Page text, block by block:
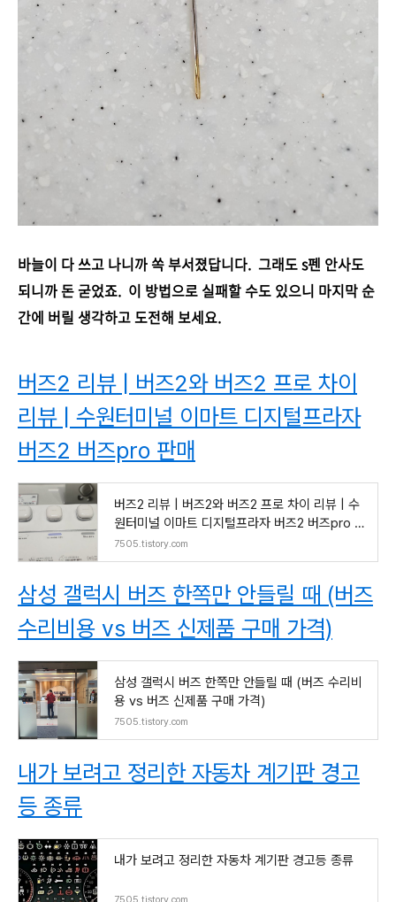
바늘이 다 쓰고 나니까 쏙 부서졌답니다. 그래도 s펜 안사도
되니까 돈 굳었죠. 이 방법으로 실패할 수도 있으니 마지막 순
간에 버릴 생각하고 도전해 보세요.
버즈2 리뷰 | 버즈2와 버즈2 프로 차이
리뷰 | 수원터미널 이마트 디지털프라자
버즈2 버즈pro 판매
버즈2 리뷰 | 버즈2와 버즈2 프로 차이 리뷰 | 수
원터미널 이마트 디지털프라자 버즈2 버즈pro 판
매
7505.tistory.com
삼성 갤럭시 버즈 한쪽만 안들릴 때 (버즈
수리비용 vs 버즈 신제품 구매 가격)
삼성 갤럭시 버즈 한쪽만 안들릴 때 (버즈 수리비
용 vs 버즈 신제품 구매 가격)
7505.tistory.com
내가 보려고 정리한 자동차 계기판 경고
등 종류
내가 보려고 정리한 자동차 계기판 경고등 종류